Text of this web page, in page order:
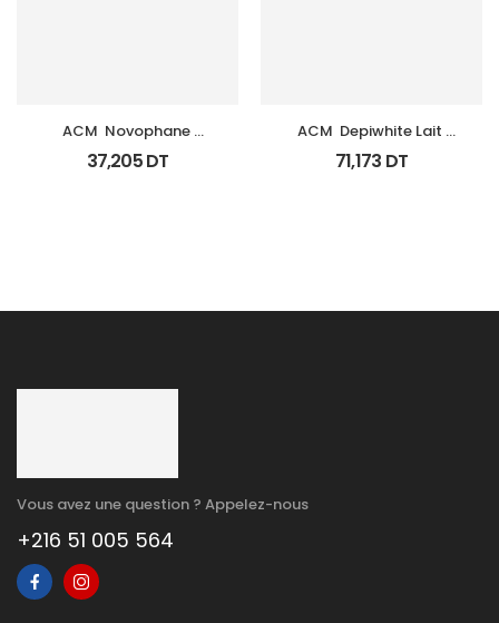
ACM  Novophane
Shampooing Sebo
Regulateur 200Ml
37,205DT
ACM  Depiwhite Lait
Corporel Eclaircissant
200Ml
71,173 DT
Vous avez une question ? Appelez-nous
+216 51 005 564